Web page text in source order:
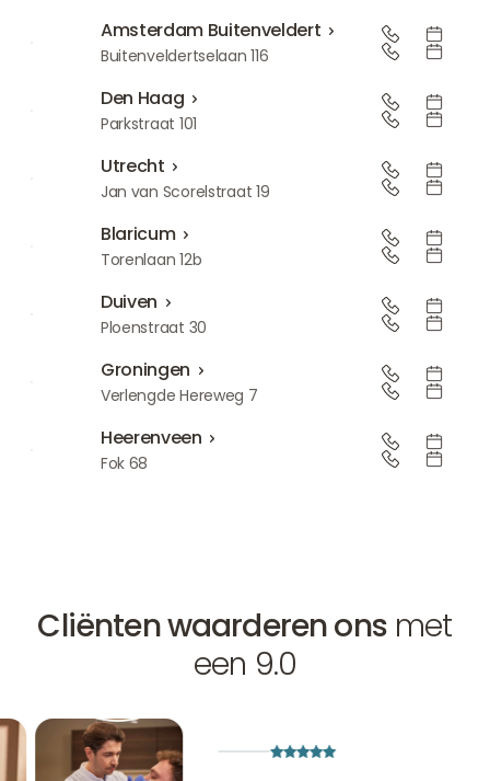
Amsterdam Buitenveldert
Amsterdam Buitenveldert
Buitenveldertselaan 116
Den Haag
Den Haag
Parkstraat 101
Utrecht
Jan van Scorelstraat 19
Blaricum
Blaricum
Torenlaan 12b
Duiven
Ploenstraat 30
Groningen
Groningen
Verlengde Hereweg 7
Heerenveen
Heerenveen
Fok 68
Cliënten waarderen onsmet
een 9.0